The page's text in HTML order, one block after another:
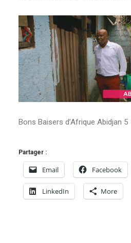
Bons Baisers d’Afrique Abidjan 5
Partager :
Email Facebook
LinkedIn More